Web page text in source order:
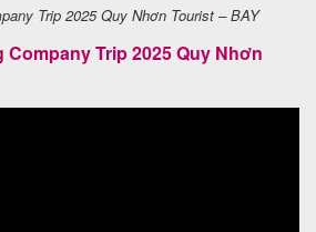
Trip 2025 Quy Nhơn Tourist – BAY
Trip 2025 Quy Nhơn